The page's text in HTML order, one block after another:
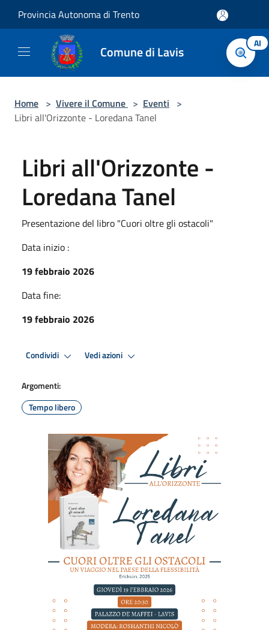
Provincia Autonoma di Trento
Comune di Lavis AI
Home > Vivere il Comune > Eventi >
Libri all'Orizzonte - Loredana Tanel
Libri all'Orizzonte -
Loredana Tanel
Presentazione del libro "Cuori oltre gli ostacoli"
Data inizio :
19 febbraio 2026
Data fine:
19 febbraio 2026
Condividi Vedi azioni
Argomenti:
Tempo libero